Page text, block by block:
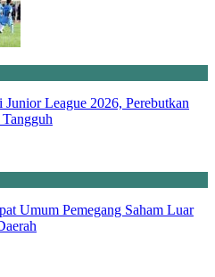
League 2026, Perebutkan
Umum Pemegang Saham Luar